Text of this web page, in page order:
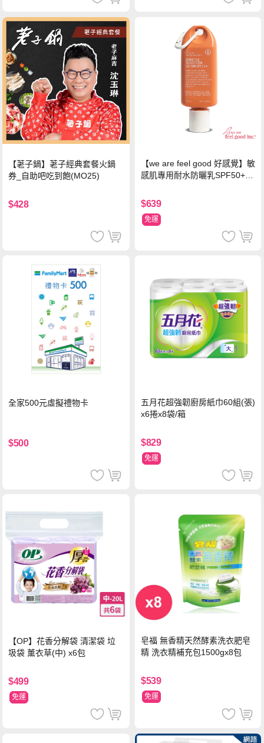
【荖子鍋】荖子經典套餐火鍋
券_自助吧吃到飽(MO25)
$428
【we are feel good 好感覺】敏
感肌專用耐水防曬乳SPF50+ 7
$639
免運
全家500元虛擬禮物卡
$500
五月花超強韌廚房紙巾60組(張)
x6捲x8袋/箱
$829
免運
【OP】花香分解袋 清潔袋 垃
圾袋 薰衣草(中) x6包
$499
免運
皂福 無香精天然酵素洗衣肥皂
精 洗衣精補充包1500gx8包
$539
免運